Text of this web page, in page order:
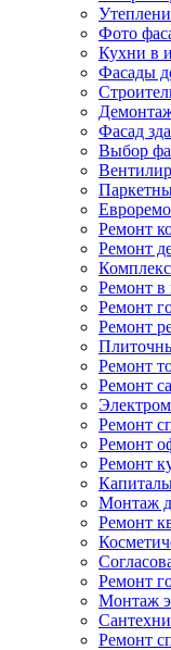
Фото
Кухни в
Фасады
Фасад
Выбор
Ремонт
Ремонт
Ремонт в
Ремонт
Ремонт
Ремонт
Ремонт
Ремонт
Ремонт
Ремонт
Монтаж
Ремонт
Ремонт
Монтаж
Ремонт